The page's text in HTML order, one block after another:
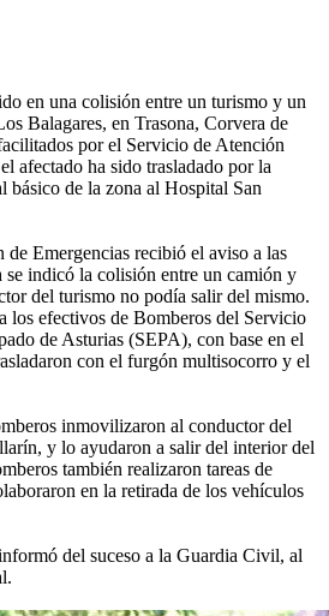
en una colisión entre un turismo y un
Balagares, en Trasona, Corvera de
por el Servicio de Atención
afectado ha sido trasladado por la
básico de la zona al Hospital San
Emergencias recibió el aviso a las
se indicó la colisión entre un camión y
del turismo no podía salir del mismo.
los efectivos de Bomberos del Servicio
de Asturias (SEPA), con base en el
con el furgón multisocorro y el
inmovilizaron al conductor del
y lo ayudaron a salir del interior del
también realizaron tareas de
en la retirada de los vehículos
del suceso a la Guardia Civil, al